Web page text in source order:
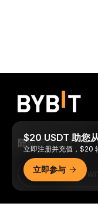
随时随地进行交易
$20 USDT 助您
立即注册并充值，$20
立即参与